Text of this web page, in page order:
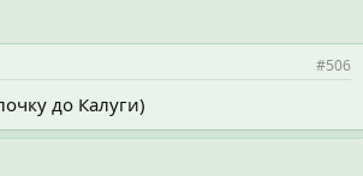
#506
до Калуги)